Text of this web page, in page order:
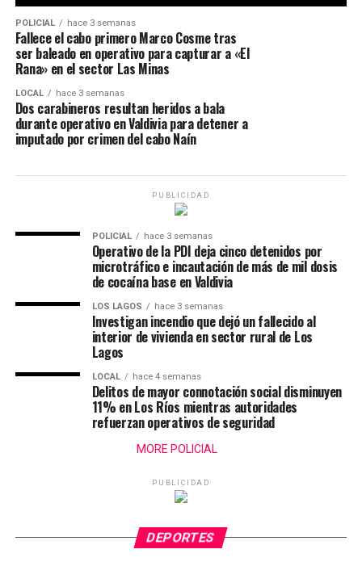
POLICIAL hace 3 semanas
Fallece el cabo primero Marco Cosme tras
ser baleado en operativo para capturar a «El
Rana» en el sector Las Minas
LOCAL hace 3 semanas
Dos carabineros resultan heridos a bala
durante operativo en Valdivia para detener a
imputado por crimen del cabo Naín
PUBLICIDAD
POLICIAL hace 3 semanas
Operativo de la PDI deja cinco detenidos por
microtráfico e incautación de más de mil dosis
de cocaína base en Valdivia
LOS LAGOS hace 3 semanas
Investigan incendio que dejó un fallecido al
interior de vivienda en sector rural de Los
Lagos
LOCAL hace 4 semanas
Delitos de mayor connotación social disminuyen
11% en Los Ríos mientras autoridades
refuerzan operativos de seguridad
MORE POLICIAL
PUBLICIDAD
DEPORTES
hace 10 meses
“La Leona” Asenjo ganó con fuerza y corazón
en una gran noche de boxeo en Dreams
Valdivia
Sebastián “Lobo” Fontanilla se consagra como
nuevo campeón chileno Superwelter